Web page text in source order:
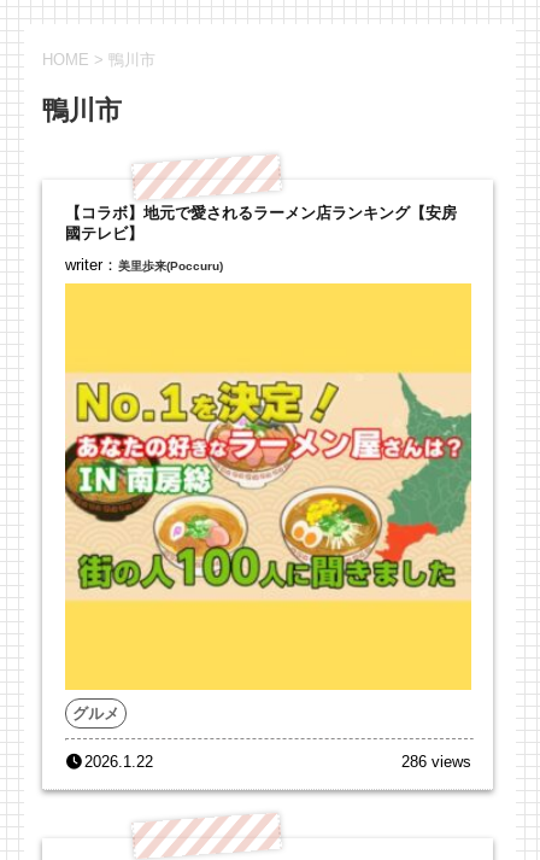
HOME > 鴨川市
鴨川市
【コラボ】地元で愛されるラーメン店ランキング【安房
國テレビ】
writer： 美里歩来(Poccuru)
グルメ
2026.1.22 286 views